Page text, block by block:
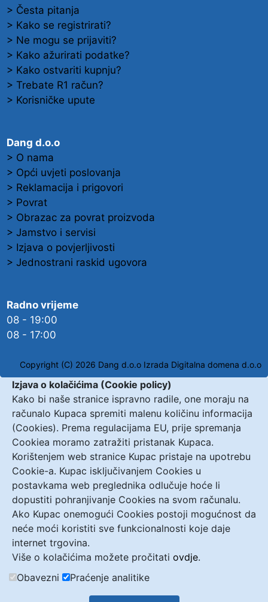
> Česta pitanja
> Kako se registrirati?
> Ne mogu se prijaviti?
> Kako ažurirati podatke?
> Kako ostvariti kupnju?
> Trebate R1 račun?
> Korisničke upute
Dang d.o.o
> O nama
> Opći uvjeti poslovanja
> Reklamacija i prigovori
> Povrat
> Obrazac za povrat proizvoda
> Jamstvo i servisi
> Izjava o povjerljivosti
> Jednostrani raskid ugovora
Radno vrijeme
08 - 19:00
08 - 17:00
Copyright (C) 2026 Dang d.o.o Izrada Digitalna domena d.o.o
Izjava o kolačićima (Cookie policy)
Kako bi naše stranice ispravno radile, one moraju na
računalo Kupaca spremiti malenu količinu informacija
(Cookies). Prema regulacijama EU, prije spremanja
Cookiea moramo zatražiti pristanak Kupaca.
Korištenjem web stranice Kupac pristaje na upotrebu
Cookie-a. Kupac isključivanjem Cookies u
postavkama web preglednika odlučuje hoće li
dopustiti pohranjivanje Cookies na svom računalu.
Ako Kupac onemogući Cookies postoji mogućnost da
neće moći koristiti sve funkcionalnosti koje daje
internet trgovina.
Više o kolačićima možete pročitati ovdje.
Obavezni
Praćenje analitike